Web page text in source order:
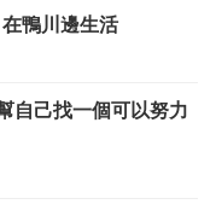
鴨川邊生活
自己找一個可以努力